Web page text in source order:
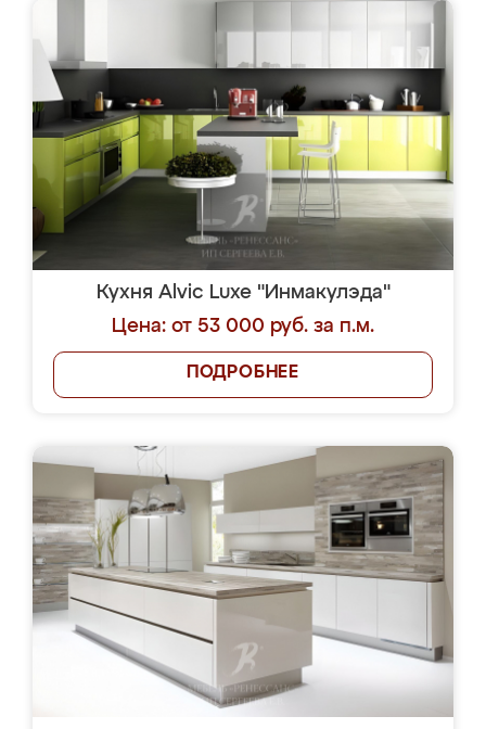
Кухня Alvic Luxe "Инмакулэда"
Цена: от 53 000 руб. за п.м.
ПОДРОБНЕЕ